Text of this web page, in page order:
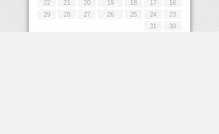
16
17
18
19
20
21
22
23
24
25
26
27
28
29
30
31